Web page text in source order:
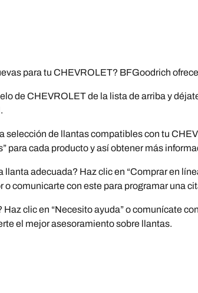
para tu CHEVROLET? BFGoodrich
de CHEVROLET de la lista de arriba y
selección de llantas compatibles con tu
para cada producto y así obtener más
llanta adecuada? Haz clic en “Comprar en
o comunicarte con este para programar una
clic en “Necesito ayuda” o comunícate
el mejor asesoramiento sobre llantas.